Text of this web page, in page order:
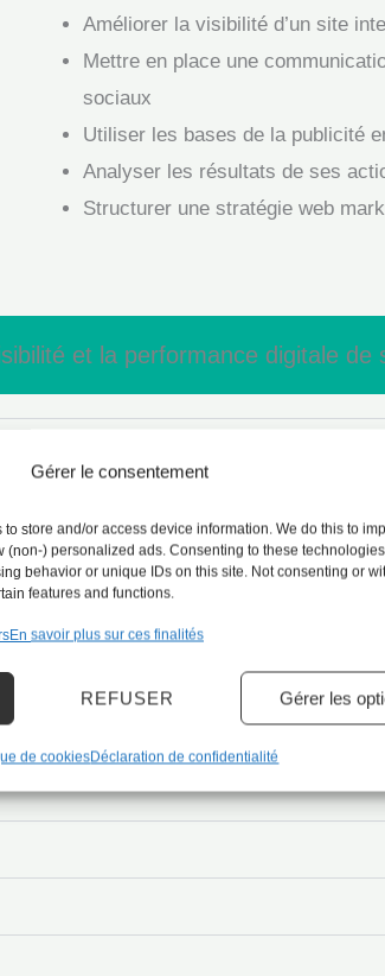
Gérer le consentement
store and/or access device information. We do this to
(non-) personalized ads. Consenting to these
behavior or unique IDs on this site. Not consenting or
features and functions.
En savoir plus sur ces finalités
REFUSER Gérer les
de cookiesDéclaration de confidentialité
Améliorer la visibilité d’un site
Mettre en place une
sociaux
Utiliser les bases de la publicité
Analyser les résultats de ses
Structurer une stratégie web
et la performance digitale de